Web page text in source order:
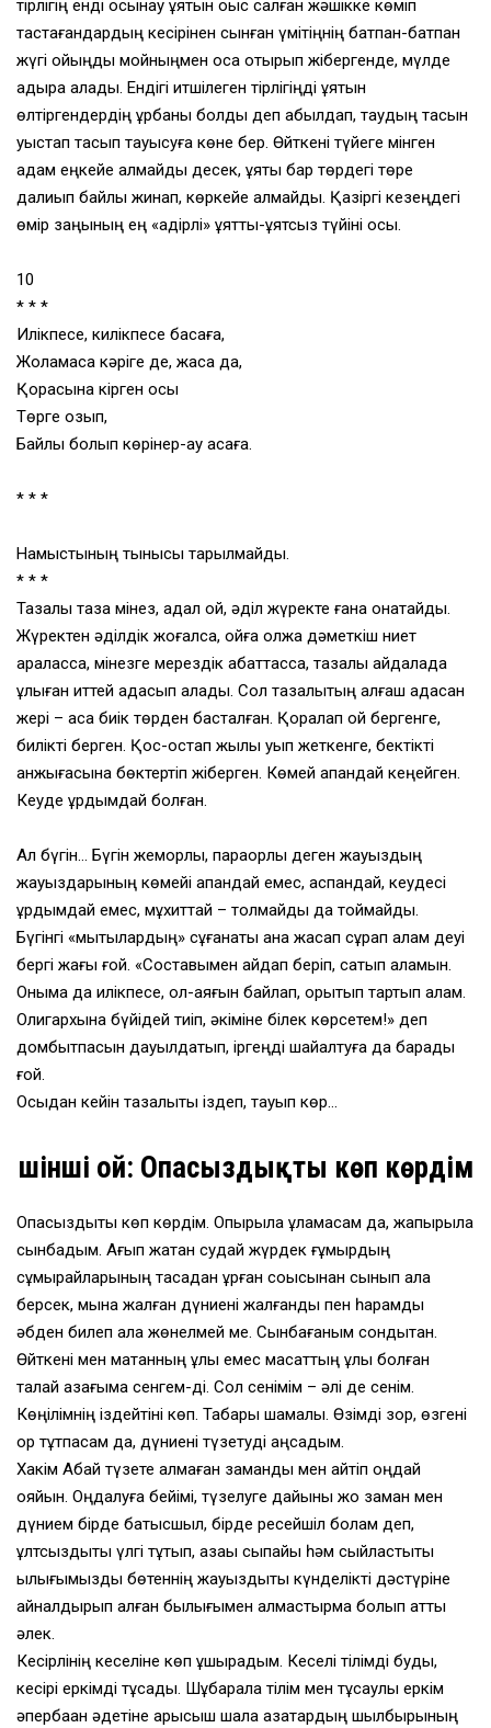
тірлігің енді осынау ұятын қоқыс салған жәшікке көміп
тастағандардың кесірінен сынған үмітіңнің батпан-батпан
жүгі ойыңды мойныңмен қоса отырып жібергенде, мүлде
адыра қалады. Ендігі итшілеген тірлігіңді ұятын
өлтіргендердің құрбаны болды деп қабылдап, таудың тасын
уыстап тасып тауысуға көне бер. Өйткені түйеге мінген
адам еңкейе алмайды десек, ұяты бар төрдегі төре
далиып байлық жинап, көркейе алмайды. Қазіргі кезеңдегі
өмір заңының ең «қадірлі» ұятты-ұятсыз түйіні осы.
10
* * *
Илікпесе, килікпесе басқаға,
Жоламаса кәріге де, жасқа да,
Қорасына кірген қоқсық
Төрге озып,
Байлық болып көрінер-ау қасқаға.
* * *
Намыстының тынысы тарылмайды.
* * *
Тазалық таза мінез, адал ой, әділ жүректе ғана қонақтайды.
Жүректен әділдік жоғалса, ойға олжа дәметкіш ниет
араласса, мінезге мерездік қабаттасса, тазалық айдалада
ұлыған иттей адасып қалады. Сол тазалықтың алғаш адасқан
жері – аса биік төрден басталған. Қоралап қой бергенге,
билікті берген. Қос-қостап жылқы қуып жеткенге, бектікті
қанжығасына бөктертіп жіберген. Көмей апандай кеңейген.
Кеуде құрдымдай болған.
Ал бүгін… Бүгін жемқорлық, парақорлық деген жауыздың
жауыздарының көмейі апандай емес, аспандай, кеудесі
құрдымдай емес, мұхиттай – толмайды да тоймайды.
Бүгінгі «мықтылардың» сұғанақтық қана жасап сұрап алам деуі
бергі жағы ғой. «Составымен айдап беріп, сатып аламын.
Оныма да илікпесе, қол-аяғын байлап, қорқытып тартып алам.
Олигархына бүйідей тиіп, әкіміне білек көрсетем!» деп
домбытпасын дауылдатып, іргеңді шайқалтуға да барады
ғой.
Осыдан кейін тазалықты іздеп, тауып көр…
Үшінші ой: Опасыздықты көп көрдім
Опасыздықты көп көрдім. Опырыла құламасам да, жапырыла
сынбадым. Ағып жатқан судай жүрдек ғұмырдың
сұмырайларының тасадан ұрған соққысынан сынып қала
берсек, мына жалған дүниені жалғандық пен һарамдық
әбден билеп ала жөнелмей ме. Сынбағаным сондықтан.
Өйткені мен мақтанның құлы емес мақсаттың ұлы болған
талай қазағыма сенгем-ді. Сол сенімім – әлі де сенім.
Көңілімнің іздейтіні көп. Табары шамалы. Өзімді зор, өзгені
қор тұтпасам да, дүниені түзетуді аңсадым.
Хакім Абай түзете алмаған заманды мен қайтіп оңдай
қояйын. Оңдалуға бейімі, түзелуге дайыны жоқ заман мен
дүнием бірде батысшыл, бірде ресейшіл болам деп,
ұлтсыздықты үлгі тұтып, қазақы сыпайы һәм сыйластықты
қылығымызды бөтеннің жауыздықты күнделікті дәстүріне
айналдырып алған былығымен алмастырмақ болып қатты
әлек.
Кесірлінің кеселіне көп ұшырадым. Кеселі тілімді буды,
кесірі еркімді тұсады. Шұбарала тілім мен тұсаулы еркім
әпербақан әдетіне қарысқыш шала қазақтардың шылбырының